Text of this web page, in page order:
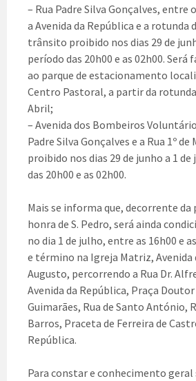
– Rua Padre Silva Gonçalves, entre
a Avenida da República e a rotunda
trânsito proibido nos dias 29 de
período das 20h00 e as 02h00. Será
ao parque de estacionamento
Centro Pastoral, a partir da rotunda
Abril;
– Avenida dos Bombeiros
Padre Silva Gonçalves e a Rua 1º
proibido nos dias 29 de junho a 1
das 20h00 e as 02h00.
Mais se informa que, decorrente da
honra de S. Pedro, será ainda
no dia 1 de julho, entre as 16h00 e
e término na Igreja Matriz, Avenida
Augusto, percorrendo a Rua Dr.
Avenida da República, Praça
Guimarães, Rua de Santo António,
Barros, Praceta de Ferreira de
República.
Para constar e conhecimento geral